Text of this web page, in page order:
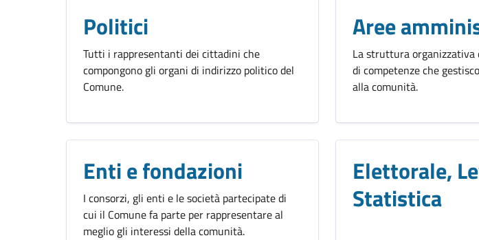
Politici
Tutti i rappresentanti dei cittadini che
compongono gli organi di indirizzo politico del
Comune.
Aree
La struttura organizzativa
di competenze che
alla comunità.
Enti e fondazioni
I consorzi, gli enti e le società partecipate di
cui il Comune fa parte per rappresentare al
meglio gli interessi della comunità.
Elettorale,
Statistica